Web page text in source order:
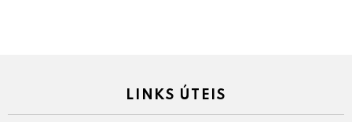
LINKS ÚTEIS